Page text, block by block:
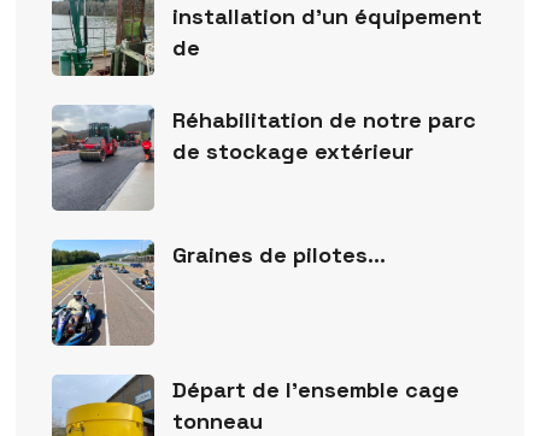
installation d’un équipement
de
Réhabilitation de notre parc
de stockage extérieur
Graines de pilotes…
Départ de l’ensemble cage
tonneau